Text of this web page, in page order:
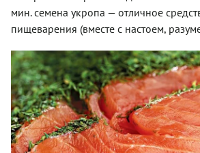
мин. семена укропа — отличное
пищеварения (вместе с настоем,